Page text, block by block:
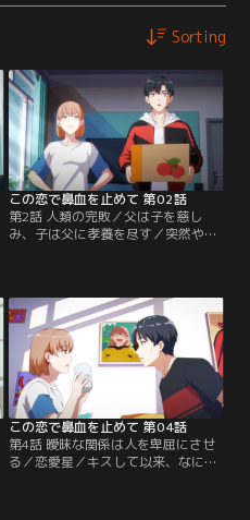
Sorting
この恋で鼻血を止めて 第02話
第2話 人類の完敗／父は子を慈し
み、子は父に孝養を尽す／突然やる
る。心原虫がなにか関係しているの
ではと怪しんだヤーセンは、夜中に
モカの寝室に侵入し調査をすること
に。しかし、途中で目を覚ましたモ
カと取っ組み合いに。
この恋で鼻血を止めて 第04話
第4話 曖昧な関係は人を卑屈にさせ
る／恋愛星／キスして以来、なにか